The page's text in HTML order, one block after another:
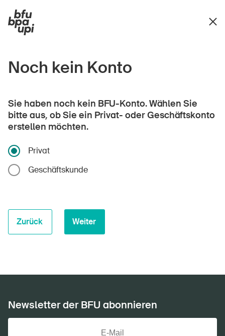
Noch kein Konto
Sie haben noch kein BFU-Konto. Wählen Sie
bitte aus, ob Sie ein Privat- oder Geschäftskonto
erstellen möchten.
Privat
Geschäftskunde
Zurück Weiter
Newsletter der BFU abonnieren